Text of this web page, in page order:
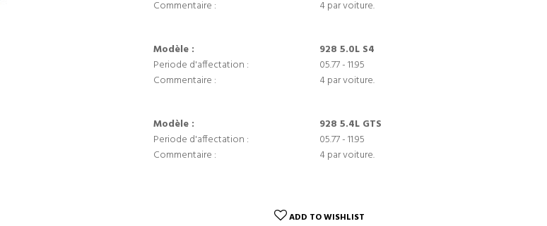
Commentaire :
4 par voiture.
Modèle :
928 5.0L S4
Periode d'affectation :
05.77 - 11.95
Commentaire :
4 par voiture.
Modèle :
928 5.4L GTS
Periode d'affectation :
05.77 - 11.95
Commentaire :
4 par voiture.
ADD TO WISHLIST